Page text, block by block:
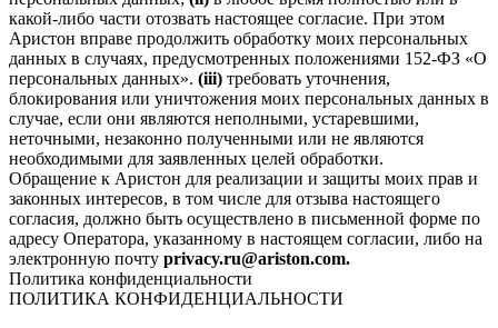
какой-либо части отозвать настоящее согласие. При этом
Аристон вправе продолжить обработку моих персональных
данных в случаях, предусмотренных положениями 152-ФЗ «О
персональных данных». (iii) требовать уточнения,
блокирования или уничтожения моих персональных данных в
случае, если они являются неполными, устаревшими,
неточными, незаконно полученными или не являются
необходимыми для заявленных целей обработки.
Обращение к Аристон для реализации и защиты моих прав и
законных интересов, в том числе для отзыва настоящего
согласия, должно быть осуществлено в письменной форме по
адресу Оператора, указанному в настоящем согласии, либо на
электронную почту privacy.ru@ariston.com.
Политика конфиденциальности
ПОЛИТИКА КОНФИДЕНЦИАЛЬНОСТИ